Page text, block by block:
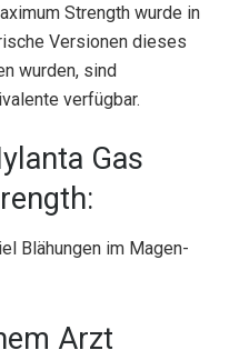
Strength wurde in
Versionen dieses
wurden, sind
verfügbar.
Gas
Blähungen im Magen-
Arzt